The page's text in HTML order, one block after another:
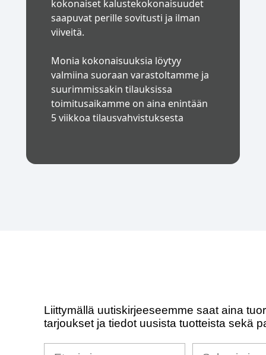
kokonaiset kalustekokonaisuudet
saapuvat perille sovitusti ja ilman
viiveitä.
Monia kokonaisuuksia löytyy
valmiina suoraan varastoltamme ja
suurimmissakin tilauksissa
toimitusaikamme on aina enintään
5 viikkoa tilausvahvistuksesta
Liittymällä uutiskirjeeseemme saat aina
tarjoukset ja tiedot uusista tuotteista sekä